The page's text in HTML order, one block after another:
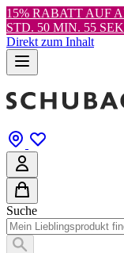
15% RABATT AUF
STD. 50 MIN. 53
Direkt zum Inhalt
Suche